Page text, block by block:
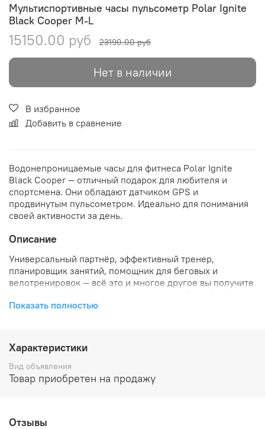
Мультиспортивные часы пульсометр Polar Ignite
Black Cooper M-L
15150.00 руб 23190.00 руб
Нет в наличии
В избранное
Добавить в сравнение
Водонепроницаемые часы для фитнеса Polar Ignite
Black Cooper — отличный подарок для любителя и
спортсмена. Они обладают датчиком GPS и
продвинутым пульсометром. Идеально для понимания
своей активности за день.
Описание
Универсальный партнёр, эффективный тренер,
планировщик занятий, помощник для беговых и
велотренировок — всё это и многое другое вы получите
учитывает степень восстановления и вашу физическую
форму.
Также присутствует функция автодневника Polar Flow.
вершинам и достижениям.
Показать полностью
Характеристики
Вид объявления
Товар приобретен на продажу
Отзывы